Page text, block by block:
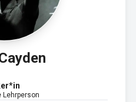
Lehrperson